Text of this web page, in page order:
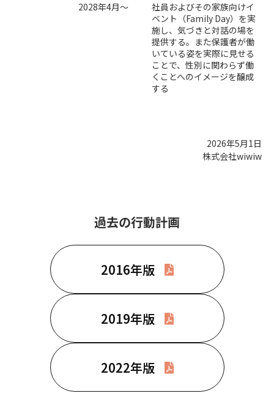
2028年4月～
社員およびその家族向けイ
ベント（Family Day）を実
施し、気づきと対話の場を
提供する。また保護者が働
いている姿を実際に見せる
ことで、性別に関わらず働
くことへのイメージを醸成
する
2026年5月1日
株式会社wiwiw
過去の行動計画
2016年版
2019年版
2022年版